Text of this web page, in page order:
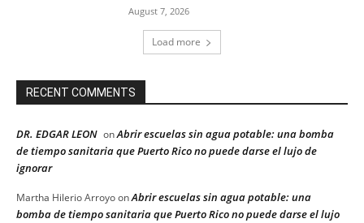
August 7, 2026
Load more
RECENT COMMENTS
DR. EDGAR LEON onAbrir escuelas sin agua potable: una bomba
de tiempo sanitaria que Puerto Rico no puede darse el lujo de
ignorar
Martha Hilerio ArroyoonAbrir escuelas sin agua potable: una
bomba de tiempo sanitaria que Puerto Rico no puede darse el lujo